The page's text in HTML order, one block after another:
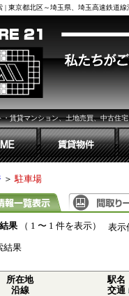
| 東京都北区～埼玉県、埼玉高速鉄道
・賃貸マンション、土地売買、中古住
＞駐車場
果（ 1 〜 1 件を表示） 表示
結果
所在地
沿線
駅名
交通